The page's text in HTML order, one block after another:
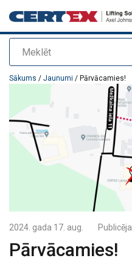
Meklēt
Pievienots jūsu pasūtījumam
Sākums / Jaunumi / Pārvācamies!
2024. gada 17. aug. Publicēja
Pārvācamies!